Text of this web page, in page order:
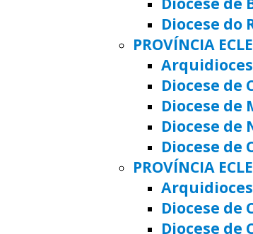
Diocese do
PROVÍNCIA
Diocese de
Diocese de
Diocese de
Diocese de
PROVÍNCIA
Diocese de
Diocese de